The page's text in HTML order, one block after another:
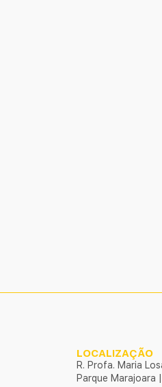
LOCALIZAÇÃO
R. Profa. Maria
Parque Marajoara